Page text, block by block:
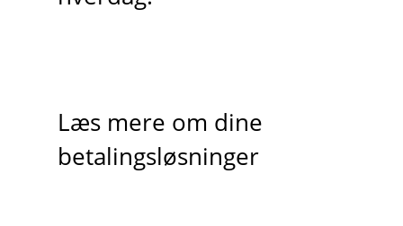
Læs mere om dine
betalingsløsninger